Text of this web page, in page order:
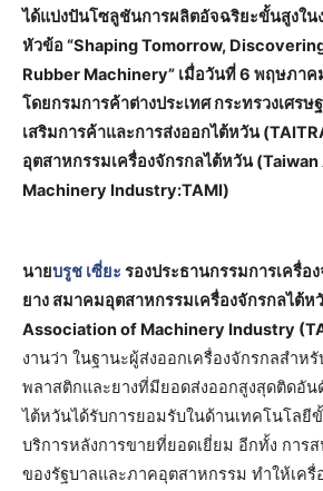
ได้แบ่งปันโซลูชันการผลิตอัจฉริยะขั้นสูงใ
หัวข้อ “Shaping Tomorrow,
Rubber Machinery” เมื่อวันที่ 6 พฤษภา
โดยกรมการค้าต่างประเทศ กระทรวงเศร
เสริมการค้าและการส่งออกไต้หวัน
อุตสาหกรรมเครื่องจักรกลไต้หวัน
Machinery Industry:TAMI)
นายบรูช เซี่ยะ รองประธานกรรมการเครื่อ
ยาง สมาคมอุตสาหกรรมเครื่องจักรกลไต้ห
Association of Machinery Industry
งานว่า ในฐานะผู้ส่งออกเครื่องจักรกลสำห
พลาสติกและยางที่มียอดส่งออกสูงสุดติดอัน
ไต้หวันได้รับการยอมรับในด้านเทคโนโล
บริการหลังการขายที่ยอดเยี่ยม อีกทั้ง การ
ของรัฐบาลและภาคอุตสาหกรรม ทำให้เครื่